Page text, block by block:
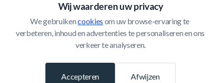
Wij waarderen uw privacy
We gebruiken cookies om uw browse-ervaring te
verbeteren, inhoud en advertenties te personaliseren en ons
verkeer te analyseren.
Afwijzen
Accepteren
Klantenservice